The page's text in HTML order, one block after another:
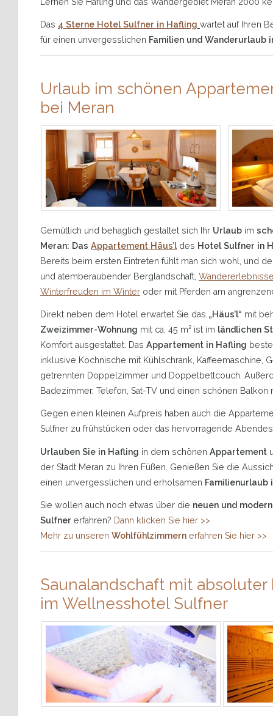
Das 4 Sterne Hotel Sulfner in Hafling wartet auf Ihren
für einen unvergesslichen Familien und Wanderurlaub
Urlaub im schönen
bei Meran
Gemütlich und behaglich gestaltet sich Ihr Urlaub im
Meran: Das Appartement Häus’ldes Hotel Sulfner in
Bereits beim ersten Eintreten fühlt man sich wohl, und
und atemberaubender Berglandschaft,
Winterfreuden im Winter oder mit Pferden am
Direkt neben dem Hotel erwartet Sie das „Häus’l“ mit
Zweizimmer-Wohnung mit ca. 45 m² ist im ländlichen
Komfort ausgestattet. Das Appartement in Hafling
inklusive Kochnische mit Kühlschrank, Kaffeemaschine,
getrennten Doppelzimmer und Doppelbettcouch.
Badezimmer, Telefon, Sat-TV und einen schönen
Gegen einen kleinen Aufpreis haben auch die
Sulfner zu frühstücken oder das hervorragende
Urlauben Sie in Hafling in dem schönen Appartement
der Stadt Meran zu Ihren Füßen. Genießen Sie die
einen unvergesslichen und erholsamen Familienurlaub
Sie wollen auch noch etwas über die neuen und
Sulfner erfahren? Dann klicken Sie hier >>
Mehr zu unseren Wohlfühlzimmern erfahren Sie hier >>
Saunalandschaft mit absoluter
im Wellnesshotel Sulfner